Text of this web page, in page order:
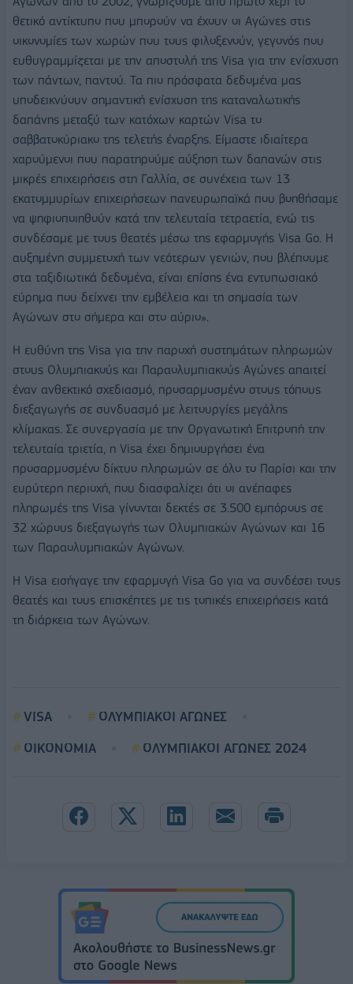
θετικό αντίκτυπο που μπορούν να έχουν οι Αγώνες στις
οικονομίες των χωρών που τους φιλοξενούν, γεγονός που
ευθυγραμμίζεται με την αποστολή της Visa για την ενίσχυση
των πάντων, παντού. Τα πιο πρόσφατα δεδομένα μας
υποδεικνύουν σημαντική ενίσχυση της καταναλωτικής
δαπάνης μεταξύ των κατόχων καρτών Visa το
σαββατοκύριακο της τελετής έναρξης. Είμαστε ιδιαίτερα
χαρούμενοι που παρατηρούμε αύξηση των δαπανών στις
μικρές επιχειρήσεις στη Γαλλία, σε συνέχεια των 13
εκατομμυρίων επιχειρήσεων πανευρωπαϊκά που βοηθήσαμε
να ψηφιοποιηθούν κατά την τελευταία τετραετία, ενώ τις
συνδέσαμε με τους θεατές μέσω της εφαρμογής Visa Go. Η
αυξημένη συμμετοχή των νεότερων γενιών, που βλέπουμε
στα ταξιδιωτικά δεδομένα, είναι επίσης ένα εντυπωσιακό
εύρημα που δείχνει την εμβέλεια και τη σημασία των
Αγώνων στο σήμερα και στο αύριο».
Η ευθύνη της Visa για την παροχή συστημάτων πληρωμών
στους Ολυμπιακούς και Παραολυμπιακούς Αγώνες απαιτεί
έναν ανθεκτικό σχεδιασμό, προσαρμοσμένο στους τόπους
διεξαγωγής σε συνδυασμό με λειτουργίες μεγάλης
κλίμακας. Σε συνεργασία με την Οργανωτική Επιτροπή την
τελευταία τριετία, η Visa έχει δημιουργήσει ένα
προσαρμοσμένο δίκτυο πληρωμών σε όλο το Παρίσι και την
ευρύτερη περιοχή, που διασφαλίζει ότι οι ανέπαφες
πληρωμές της Visa γίνονται δεκτές σε 3.500 εμπόρους σε
32 χώρους διεξαγωγής των Ολυμπιακών Αγώνων και 16
των Παραολυμπιακών Αγώνων.
Η Visa εισήγαγε την εφαρμογή Visa Go για να συνδέσει τους
θεατές και τους επισκέπτες με τις τοπικές επιχειρήσεις κατά
τη διάρκεια των Αγώνων.
VISA
ΟΛΥΜΠΙΑΚΟΙ ΑΓΩΝΕΣ
ΟΙΚΟΝΟΜΙΑ
ΟΛΥΜΠΙΑΚΟΙ ΑΓΩΝΕΣ 2024